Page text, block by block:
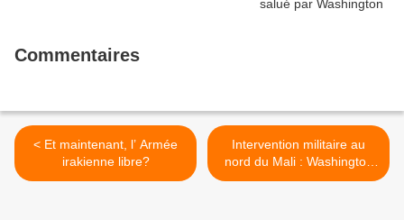
Commentaires
< Et maintenant, l’ Armée
irakienne libre?
Intervention militaire au
nord du Mali : Washington
pose ses conditions >